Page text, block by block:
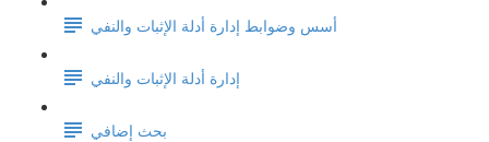
أسس وضوابط إدارة أدلة الإثبات والنفي
إدارة أدلة الإثبات والنفي
بحث إضافي